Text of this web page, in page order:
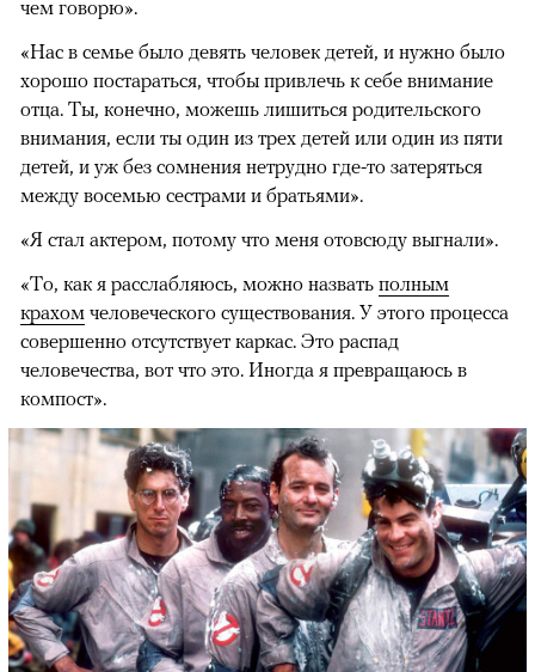
чем говорю».
«Нас в семье было девять человек детей, и нужно было
хорошо постараться, чтобы привлечь к себе внимание
отца. Ты, конечно, можешь лишиться родительского
внимания, если ты один из трех детей или один из пяти
детей, и уж без сомнения нетрудно где-то затеряться
между восемью сестрами и братьями».
«Я стал актером, потому что меня отовсюду выгнали».
«То, как я расслабляюсь, можно назвать полным
крахом человеческого существования. У этого процесса
совершенно отсутствует каркас. Это распад
человечества, вот что это. Иногда я превращаюсь в
компост».